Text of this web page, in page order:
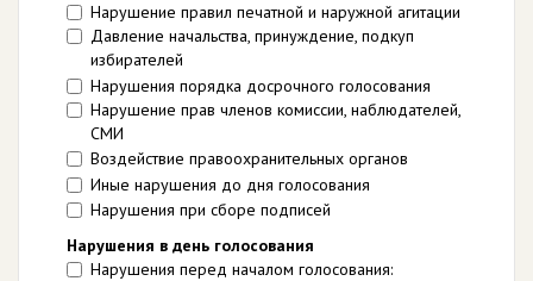
Нарушение правил печатной и наружной агитации
Давление начальства, принуждение, подкуп
избирателей
Нарушения порядка досрочного голосования
Нарушение прав членов комиссии, наблюдателей,
СМИ
Воздействие правоохранительных органов
Иные нарушения до дня голосования
Нарушения при сборе подписей
Нарушения в день голосования
Нарушения перед началом голосования: